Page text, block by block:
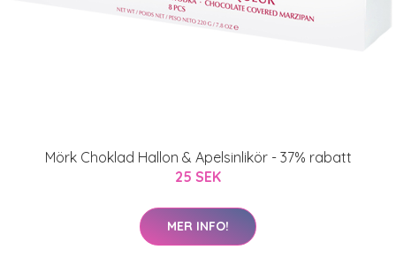
Mörk Choklad Hallon & Apelsinlikör - 37% rabatt
25 SEK
MER INFO!